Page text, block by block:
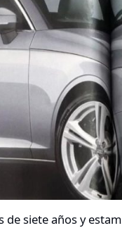
de siete años y